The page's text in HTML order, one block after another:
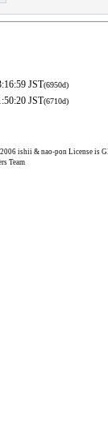
JST(6950d)
JST(6710d)
ishii & nao-pon License is
Team